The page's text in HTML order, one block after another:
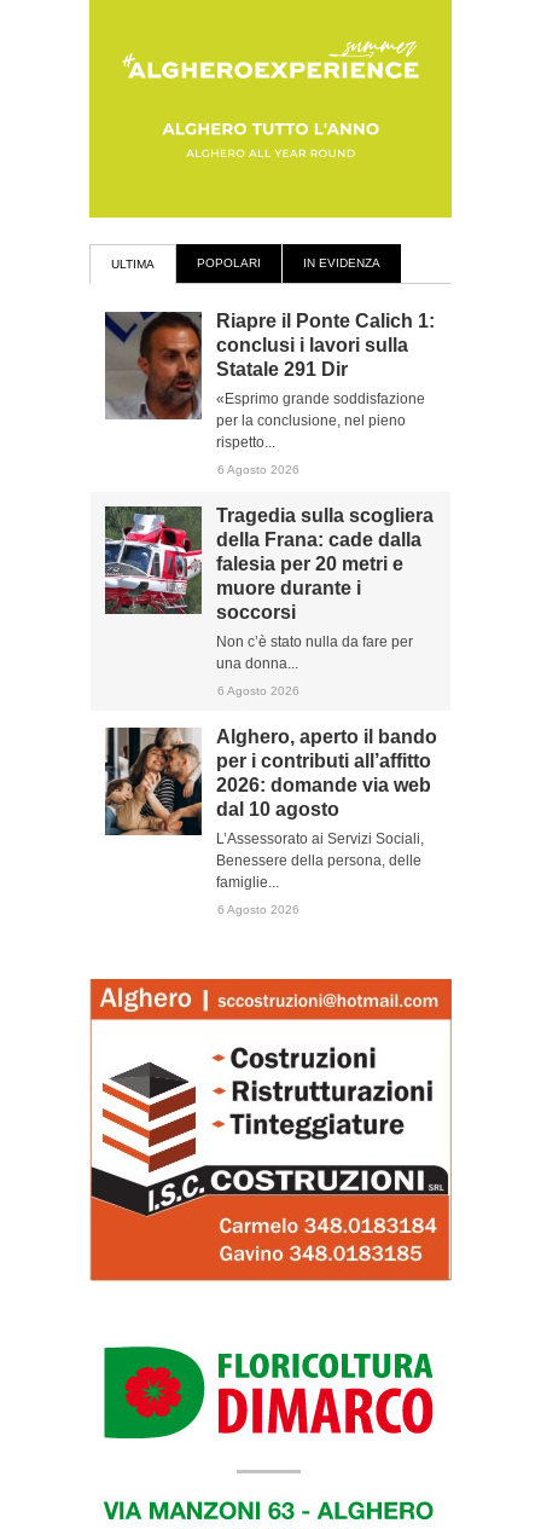
ULTIMA POPOLARI IN EVIDENZA
Riapre il Ponte Calich 1:
conclusi i lavori sulla
Statale 291 Dir
«Esprimo grande soddisfazione
per la conclusione, nel pieno
rispetto...
6 Agosto 2026
Tragedia sulla scogliera
della Frana: cade dalla
falesia per 20 metri e
muore durante i
soccorsi
Non c’è stato nulla da fare per
una donna...
6 Agosto 2026
Alghero, aperto il bando
per i contributi all’affitto
2026: domande via web
dal 10 agosto
L’Assessorato ai Servizi Sociali,
Benessere della persona, delle
famiglie...
6 Agosto 2026